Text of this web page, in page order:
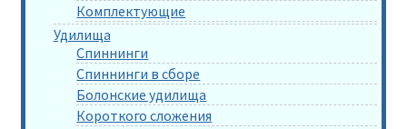
Комплектующие
Удилища
Спиннинги
Спиннинги в сборе
Болонские удилища
Короткого сложения